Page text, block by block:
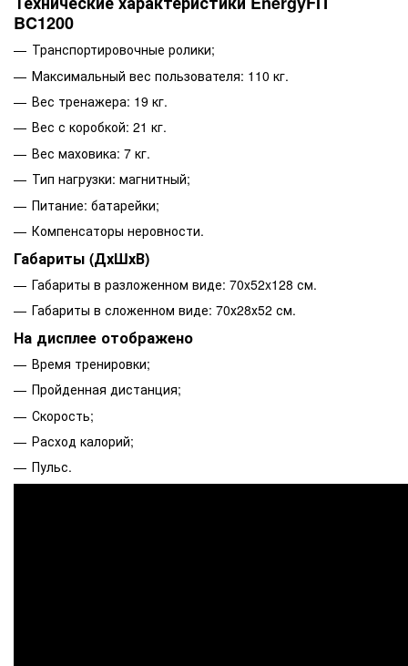
BC1200
Транспортировочные ролики;
Максимальный вес пользователя: 110 кг.
Вес тренажера: 19 кг.
Вес с коробкой: 21 кг.
Вес маховика: 7 кг.
Тип нагрузки: магнитный;
Питание: батарейки;
Компенсаторы неровности.
Габариты (ДхШхВ)
Габариты в разложенном виде: 70x52x128 см.
Габариты в сложенном виде: 70х28х52 см.
На дисплее отображено
Время тренировки;
Пройденная дистанция;
Скорость;
Расход калорий;
Пульс.